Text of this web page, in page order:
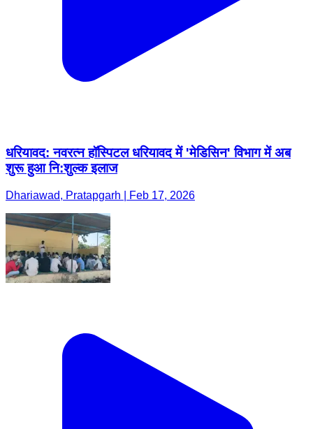
धरियावद: नवरत्न हॉस्पिटल धरियावद में 'मेडिसिन' विभाग में अब
शुरू हुआ नि:शुल्क इलाज
Dhariawad, Pratapgarh | Feb 17, 2026